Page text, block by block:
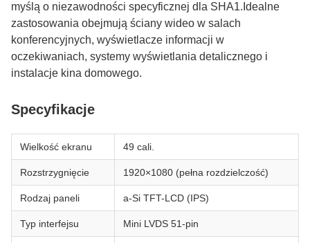
myślą o niezawodności specyficznej dla SHA1.Idealne
zastosowania obejmują ściany wideo w salach
konferencyjnych, wyświetlacze informacji w
oczekiwaniach, systemy wyświetlania detalicznego i
instalacje kina domowego.
Specyfikacje
Wielkość ekranu 49 cali.
Rozstrzygnięcie 1920×1080 (pełna rozdzielczość)
Rodzaj paneli a-Si TFT-LCD (IPS)
Typ interfejsu Mini LVDS 51-pin